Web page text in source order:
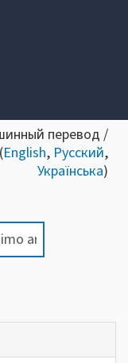
перевод /
English, Русский,
Українська)